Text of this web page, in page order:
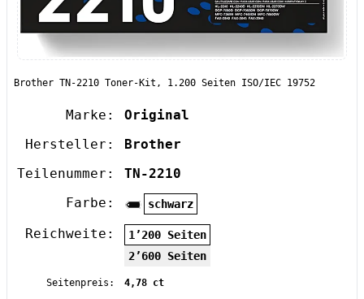
Brother TN-2210 Toner-Kit, 1.200 Seiten ISO/IEC 19752
Marke:
Original
Hersteller:
Brother
Teilenummer:
TN-2210
Farbe:
schwarz
Reichweite:
1’200 Seiten
2’600 Seiten
Seitenpreis:
4,78 ct